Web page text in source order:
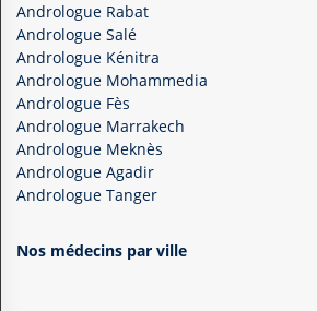
Andrologue Rabat
Andrologue Salé
Andrologue Kénitra
Andrologue Mohammedia
Andrologue Fès
Andrologue Marrakech
Andrologue Meknès
Andrologue Agadir
Andrologue Tanger
Nos médecins par ville